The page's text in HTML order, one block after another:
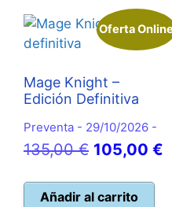
Oferta Online
Mage Knight –
Edición Definitiva
Preventa - 29/10/2026 -
135,00€ El
original
105,00 €
Añadir al carrito